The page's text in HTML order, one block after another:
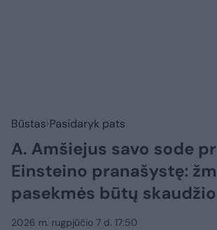
Būstas Pasidaryk pats
A. Amšiejus savo sode
Einsteino pranašystę:
pasekmės būtų
2026 m. rugpjūčio 7 d. 17:50